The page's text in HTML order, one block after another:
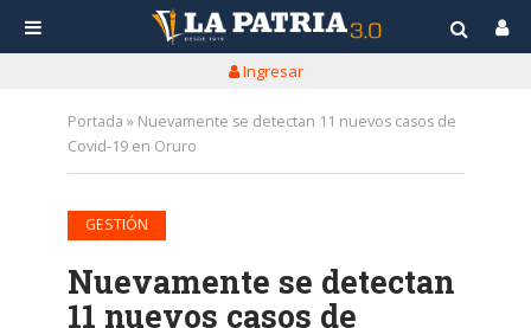
Ingresar
Portada » Nuevamente se detectan 11 nuevos casos de
Covid-19 en Oruro
GESTIÓN
Nuevamente se detectan
11 nuevos casos de